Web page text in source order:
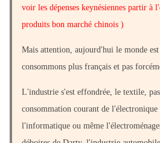
voir les dépenses keynésiennes partir à
produits bon marché chinois )
Mais attention, aujourd'hui le monde
consommons plus français et pas
L'industrie s'est effondrée, le textile,
consommation courant de
l'informatique ou même